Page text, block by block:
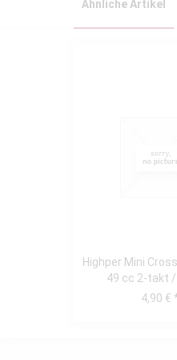
Ähnliche Artikel
Highper Mini
49 cc 2-takt /
4,90 €